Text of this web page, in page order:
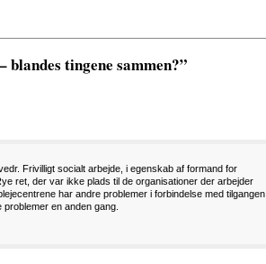
tingene sammen?”
Frivilligt socialt arbejde, i egenskab af formand for
ret, der var ikke plads til de organisationer der arbejder
har andre problemer i forbindelse med tilgangen
en anden gang.